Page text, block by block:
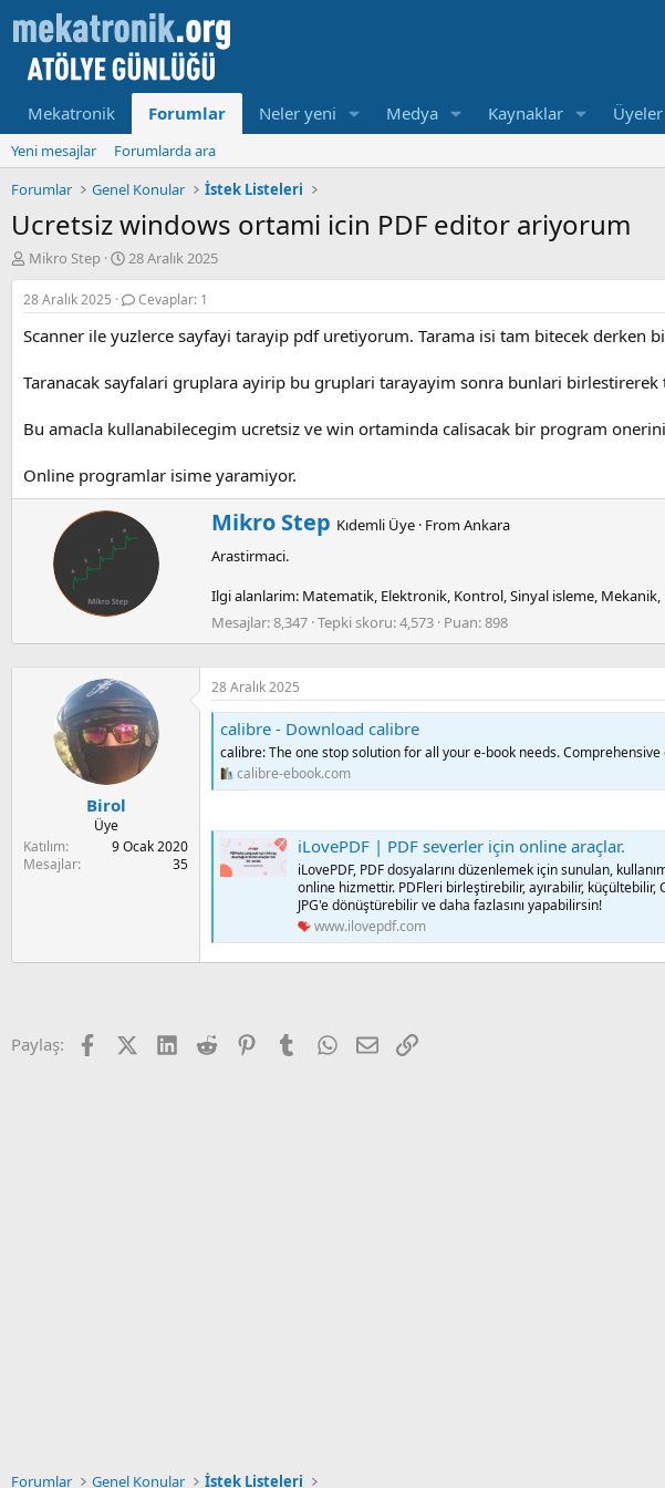
Mekatronik Forumlar Neler yeni Medya Kaynaklar Üyeler
Yeni mesajlar
Forumlarda ara
Forumlar
Genel Konular İstek Listeleri
Ucretsiz windows ortami icin PDF editor ariyorum
K
o
n
u
y
b
l
t
a
Mikro Step
B
a
ş
l
a
a
r
h
i
28 Aralık 2025
28 Aralık 2025 Cevaplar: 1
Scanner ile yuzlerce sayfayi tarayip pdf uretiyorum. Tarama isi tam bitecek derken
Taranacak sayfalari gruplara ayirip bu gruplari tarayayim sonra bunlari
Bu amacla kullanabilecegim ucretsiz ve win ortaminda calisacak bir program
Online programlar isime yaramiyor.
W
r
i
t
e
Mikro Step Kıdemli Üye · FromAnkara
Arastirmaci.
Ilgi alanlarim: Matematik, Elektronik, Kontrol, Sinyal isleme,
Mesajlar 8,347 Tepki skoru 4,573 Puan 898
Birol
Üye
Katılım
9 Ocak 2020
Mesajlar
35
28 Aralık 2025
calibre - Download calibre
calibre: The one stop solution for all your e-book needs.
calibre-ebook.com
iLovePDF | PDF severler için online araçlar.
iLovePDF, PDF dosyalarını düzenlemek için sunulan,
online hizmettir. PDFleri birleştirebilir, ayırabilir, küçültebilir,
JPG'e dönüştürebilir ve daha fazlasını yapabilirsin!
www.ilovepdf.com
Paylaş: FacebookX (Twitter)
LinkedInReddit PinterestTumblrWhatsApp
E-postaLink
Forumlar Genel Konular İstek Listeleri